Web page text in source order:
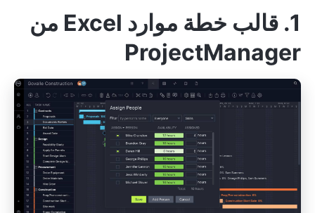
1. قالب خطة موارد Excel من
ProjectManager